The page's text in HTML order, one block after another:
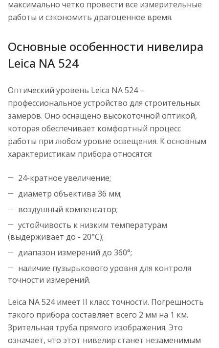
максимально четко провести все измерительные
работы и сэкономить драгоценное время.
Основные особенности нивелира
Leica NA 524
Оптический уровень Leica NA 524 –
профессиональное устройство для строительных
замеров. Оно оснащено высокоточной оптикой,
которая обеспечивает комфортный процесс
работы при любом уровне освещения. К основным
характеристикам прибора относятся:
24-кратное увеличение;
диаметр объектива 36 мм;
воздушный компенсатор;
устойчивость к низким температурам
(выдерживает до - 20°C);
диапазон измерений до 360°;
наличие пузырькового уровня для контроля
точности измерений.
Leica NA 524 имеет II класс точности. Погрешность
такого прибора составляет всего 2 мм на 1 км.
Зрительная труба прямого изображения. Это
означает, что этот нивелир станет незаменимым